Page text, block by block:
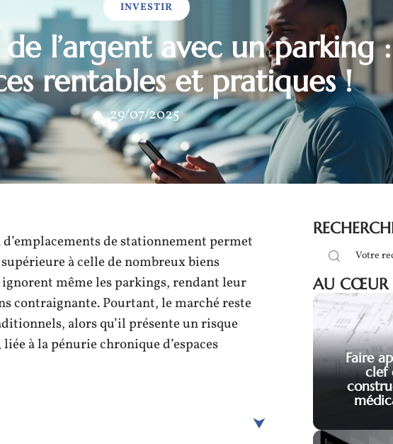
INVESTIR
l’argent avec un parking :
rentables et pratiques !
29/07/2025
de stationnement permet
à celle de nombreux biens
même les parkings, rendant leur
contraignante. Pourtant, le marché reste
alors qu’il présente un risque
à la pénurie chronique d’espaces
AU CŒUR
Faire
clef